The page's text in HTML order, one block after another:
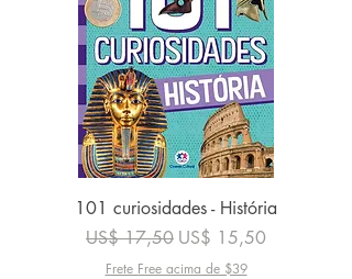
101 curiosidades - História
Preço normal
US$ 17,50 Preço promocional
US$ 15,50
Frete Free acima de $39